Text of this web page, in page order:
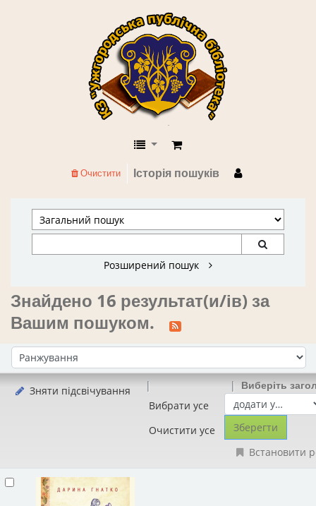
КЗ "Ужгородська публічна
Історія пошуків
Очистити
Розширений пошук
Знайдено 16 результат(и/ів) за
Вашим пошуком.
Сортувати за:
Зняти підсвічування
Вибрати усе
Очистити усе
Виберіть
Встановити